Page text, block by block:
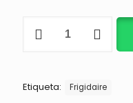
cantidad
Etiqueta: Frigidaire